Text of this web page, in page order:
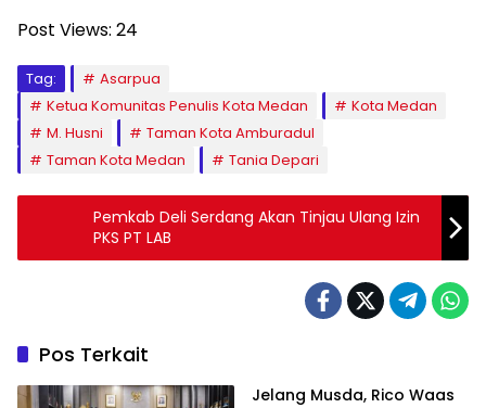
Post Views: 24
Tag:
Asarpua
Ketua Komunitas Penulis Kota Medan
Kota Medan
M. Husni
Taman Kota Amburadul
Taman Kota Medan
Tania Depari
Pemkab Deli Serdang Akan Tinjau Ulang Izin
PKS PT LAB
Pos Terkait
Jelang Musda, Rico Waas